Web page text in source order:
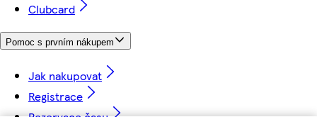
Clubcard
Pomoc s prvním nákupem
Jak nakupovat
Registrace